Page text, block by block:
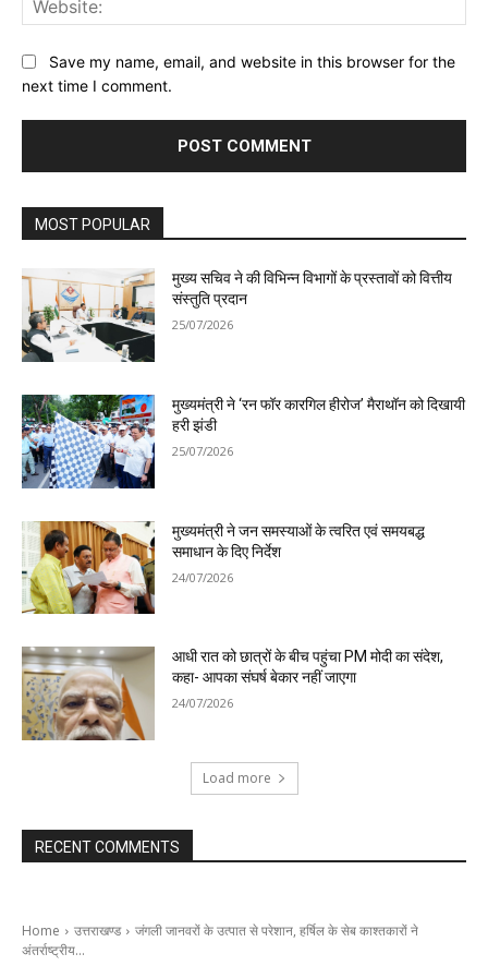
Save my name, email, and website in this browser for the
next time I comment.
MOST POPULAR
मुख्य सचिव ने की विभिन्न विभागों के प्रस्तावों को वित्तीय
संस्तुति प्रदान
25/07/2026
मुख्यमंत्री ने ‘रन फॉर कारगिल हीरोज’ मैराथॉन को दिखायी
हरी झंडी
25/07/2026
मुख्यमंत्री ने जन समस्याओं के त्वरित एवं समयबद्ध
समाधान के दिए निर्देश
24/07/2026
आधी रात को छात्रों के बीच पहुंचा PM मोदी का संदेश,
कहा- आपका संघर्ष बेकार नहीं जाएगा
24/07/2026
Load more
RECENT COMMENTS